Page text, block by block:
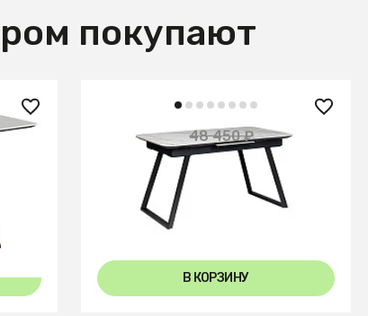
покупают
27 050 ₽ 48 450 ₽ — 44%
Стол Пеле раздвиж. 120-150
Керамогранит Светлый Мрамор
В КОРЗИНУ